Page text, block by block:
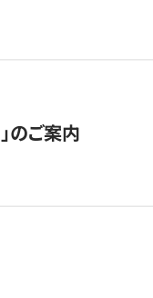
のご案内